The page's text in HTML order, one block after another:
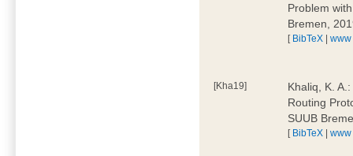
Problem
Bremen,
[ BibTeX |www
[Kha19]
Khaliq, K.
Routing
SUUB
[ BibTeX |www